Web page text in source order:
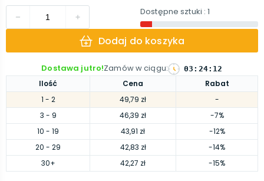
Ilość Cena
Rabat
1 - 2 49,79 zł
-
3 - 9 46,39 zł
-7%
10 - 19 43,91 zł
-12%
20 - 29 42,83 zł
-14%
30+ 42,27 zł -15%
Dostępne sztuki : 1
Dodaj do koszyka
Dostawa jutro!Zamów w ciągu: 03 : 24: 11